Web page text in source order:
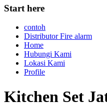
Start here
contoh
Distributor Fire alarm
Home
Hubungi Kami
Lokasi Kami
Profile
Kitchen Set